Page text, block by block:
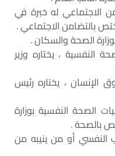
الاجتماعي له خبرة في
بالتضامن الاجتماعي .
النفسية ، يختاره وزير
، يختاره رئيس
الصحة النفسية بوزارة
بالصحة .
النفسي أو من ينيبه من